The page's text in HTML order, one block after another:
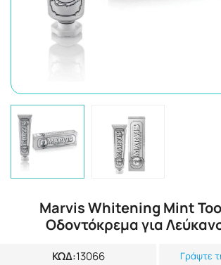
Marvis Whitening Mint
Οδοντόκρεμα για
ΚΩΔ:13066 Γράψτε